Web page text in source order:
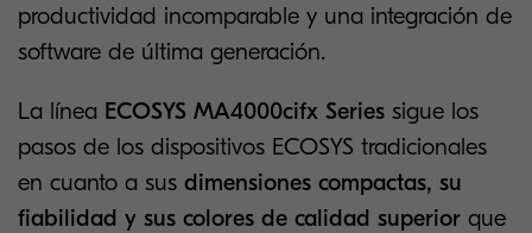
productividad incomparable y una integración de
software de última generación.
La línea ECOSYS MA4000cifx Series sigue los
pasos de los dispositivos ECOSYS tradicionales
en cuanto a sus dimensiones compactas, su
fiabilidad y sus colores de calidad superior que